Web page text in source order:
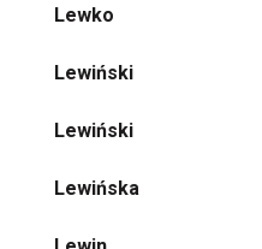
Lewko
Lewiński
Lewiński
Lewińska